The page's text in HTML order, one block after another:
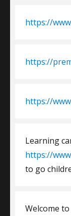
https://
https://
https://
Learning
https://
to go
Welcome